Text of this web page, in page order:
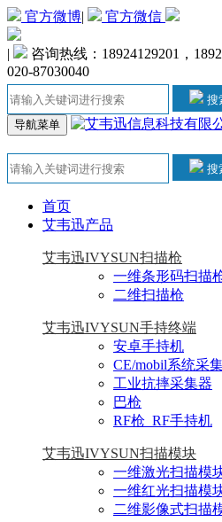
官方微博| 官方微信
|
咨询热线：18924129201，
020-87030040
搜
导航菜单
搜
首页
艾韦迅产品
艾韦迅IVYSUN扫描枪
一维条形码扫描
二维扫描枪
艾韦迅IVYSUN手持终端
安卓手持机
CE/mobil系统采
工业抗摔采集器
巴枪
RF枪_RF手持机
艾韦迅IVYSUN扫描模块
一维激光扫描模
一维红光扫描模
二维影像式扫描